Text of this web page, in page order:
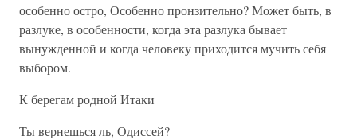
особенно остро, Особенно пронзительно? Может быть, в
разлуке, в особенности, когда эта разлука бывает
вынужденной и когда человеку приходится мучить себя
выбором.
К берегам родной Итаки
Ты вернешься ль, Одиссей?